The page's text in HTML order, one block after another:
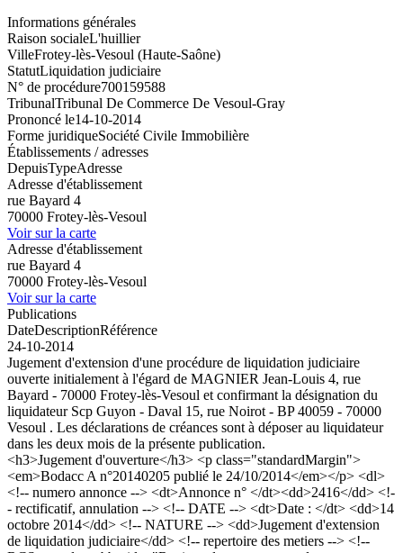
Informations générales
Raison socialeL'huillier
VilleFrotey-lès-Vesoul (Haute-Saône)
StatutLiquidation judiciaire
N° de procédure700159588
TribunalTribunal De Commerce De Vesoul-Gray
Prononcé le14-10-2014
Forme juridiqueSociété Civile Immobilière
Établissements / adresses
DepuisTypeAdresse
Adresse d'établissement
rue Bayard 4
70000 Frotey-lès-Vesoul
Voir sur la carte
Adresse d'établissement
rue Bayard 4
70000 Frotey-lès-Vesoul
Voir sur la carte
Publications
DateDescriptionRéférence
24-10-2014
Jugement d'extension d'une procédure de liquidation judiciaire
ouverte initialement à l'égard de MAGNIER Jean-Louis 4, rue
Bayard - 70000 Frotey-lès-Vesoul et confirmant la désignation du
liquidateur Scp Guyon - Daval 15, rue Noirot - BP 40059 - 70000
Vesoul . Les déclarations de créances sont à déposer au liquidateur
dans les deux mois de la présente publication.
<h3>Jugement d'ouverture</h3> <p class="standardMargin">
<em>Bodacc A n°20140205 publié le 24/10/2014</em></p> <dl>
<!-- numero annonce --> <dt>Annonce n° </dt><dd>2416</dd> <!-
- rectificatif, annulation --> <!-- DATE --> <dt>Date : </dt> <dd>14
octobre 2014</dd> <!-- NATURE --> <dd>Jugement d'extension
de liquidation judiciaire</dd> <!-- repertoire des metiers --> <!--